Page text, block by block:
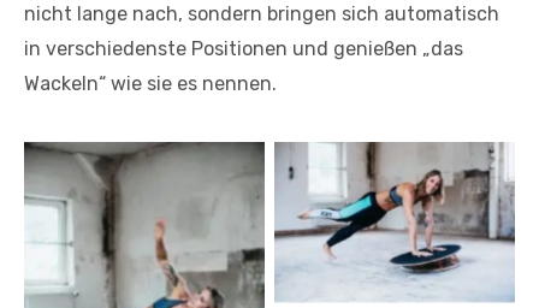
nicht lange nach, sondern bringen sich automatisch
in verschiedenste Positionen und genießen „das
Wackeln“ wie sie es nennen.